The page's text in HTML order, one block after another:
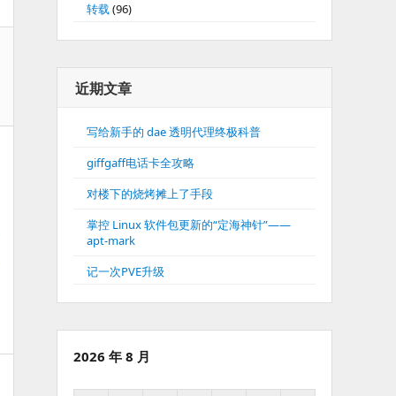
转载(96)
近期文章
写给新手的 dae 透明代理终极科普
giffgaff电话卡全攻略
对楼下的烧烤摊上了手段
掌控 Linux 软件包更新的“定海神针”——
apt-mark
记一次PVE升级
2026 年 8 月